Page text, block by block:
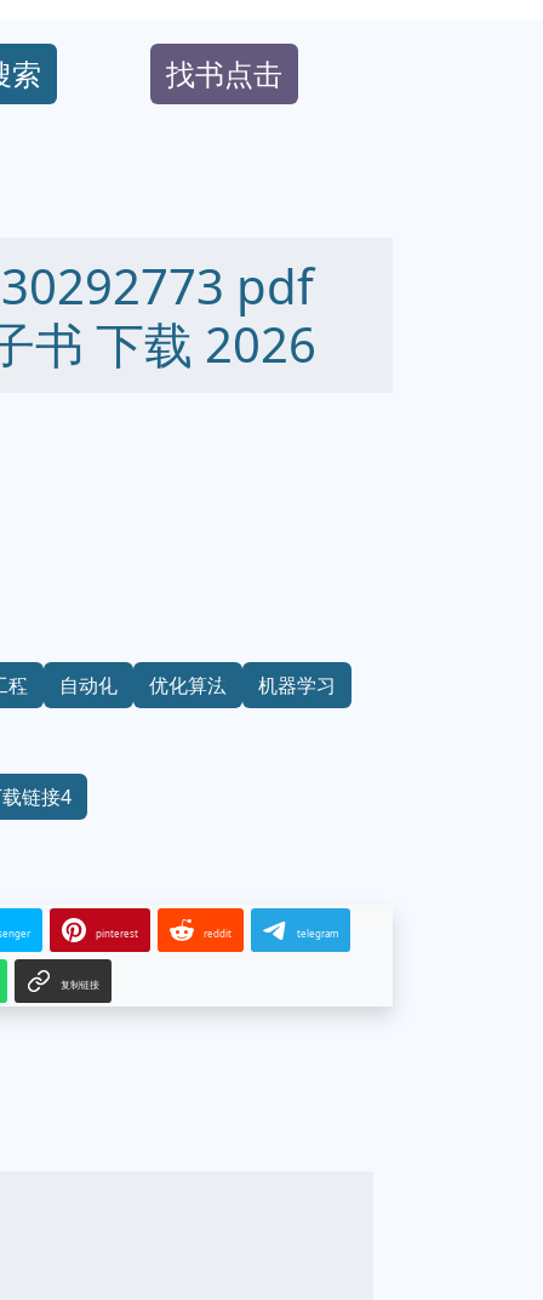
索 找书点击
pdf
书 下载 2026
程 自动化 优化算法 机器学习
链接4
pinterest reddit telegram
复制链接